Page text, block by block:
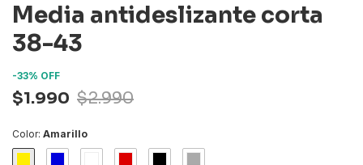
Media antideslizante corta
38-43
-33% OFF
$1.990 $2.990
Color: Amarillo